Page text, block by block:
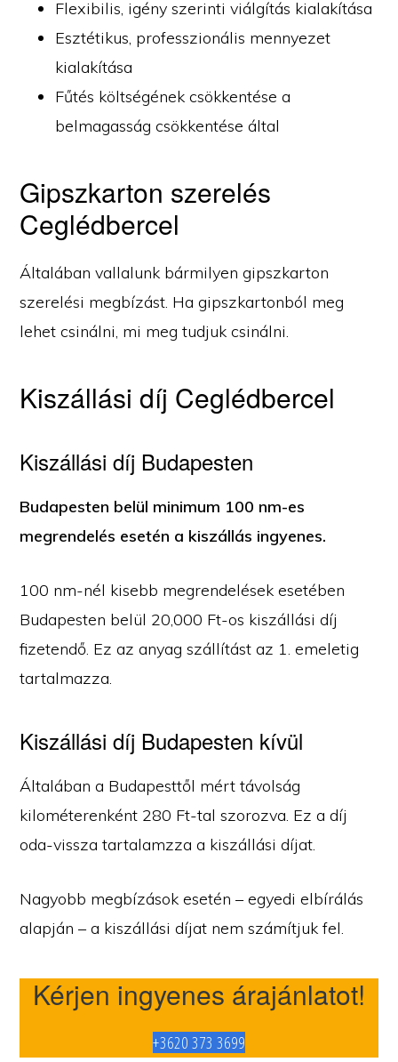
Flexibilis, igény szerinti viálgítás kialakítása
Esztétikus, professzionális mennyezet
kialakítása
Fűtés költségének csökkentése a
belmagasság csökkentése által
Gipszkarton szerelés
Ceglédbercel
Általában vallalunk bármilyen gipszkarton
szerelési megbízást. Ha gipszkartonból meg
lehet csinálni, mi meg tudjuk csinálni.
Kiszállási díj Ceglédbercel
Kiszállási díj Budapesten
Budapesten belül minimum 100 nm-es
megrendelés esetén a kiszállás ingyenes.
100 nm-nél kisebb megrendelések esetében
Budapesten belül 20,000 Ft-os kiszállási díj
fizetendő. Ez az anyag szállítást az 1. emeletig
tartalmazza.
Kiszállási díj Budapesten kívül
Általában a Budapesttől mért távolság
kilométerenként 280 Ft-tal szorozva. Ez a díj
oda-vissza tartalamzza a kiszállási díjat.
Nagyobb megbízások esetén – egyedi elbírálás
alapján – a kiszállási díjat nem számítjuk fel.
Kérjen ingyenes árajánlatot!
+3620 373 3699